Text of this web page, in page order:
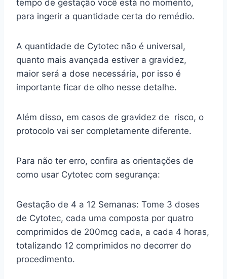
tempo de gestação você está no momento,
para ingerir a quantidade certa do remédio.
A quantidade de Cytotec não é universal,
quanto mais avançada estiver a gravidez,
maior será a dose necessária, por isso é
importante ficar de olho nesse detalhe.
Além disso, em casos de gravidez de risco, o
protocolo vai ser completamente diferente.
Para não ter erro, confira as orientações de
como usar Cytotec com segurança:
Gestação de 4 a 12 Semanas: Tome 3 doses
de Cytotec, cada uma composta por quatro
comprimidos de 200mcg cada, a cada 4 horas,
totalizando 12 comprimidos no decorrer do
procedimento.